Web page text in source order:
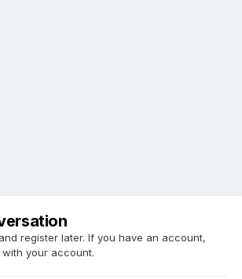
register later. If you have an account,
your account.